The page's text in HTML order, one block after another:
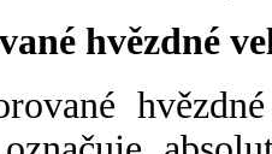
hvězdné